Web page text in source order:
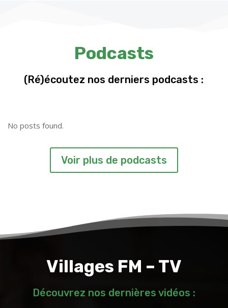
Podcasts
(Ré)écoutez nos derniers podcasts :
No posts found.
Voir plus de podcasts
Villages FM – TV
Découvrez nos dernières vidéos :